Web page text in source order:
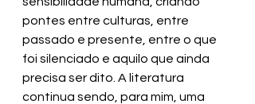
pontes entre culturas, entre
passado e presente, entre o que
foi silenciado e aquilo que ainda
precisa ser dito. A literatura
continua sendo, para mim, uma